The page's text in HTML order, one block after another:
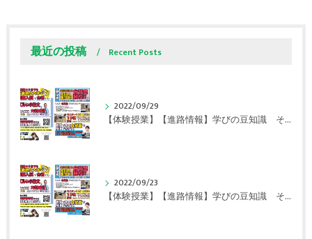
最近の投稿 Recent Posts
2022/09/29
【体験授業】【進路情報】学びの豆知識 その108 やはり、これに帰ってくる？｜英賀保駅前のすらら学習塾姫路英賀保校
2022/09/23
【体験授業】【進路情報】学びの豆知識 その107 実力テストや模試が苦手な人は｜英賀保駅前のすらら学習塾姫路英賀保校